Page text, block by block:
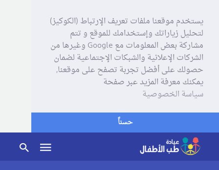
يستخدم موقعنا ملفات تعريف الإرتباط (الكوكيز)
لتحليل زياراتك وإستخدامك للموقع و تتم
مشاركة بعض المعلومات مع Google وغيرها من
الشركات الإعلانية والشبكات الإجتماعية لضمان
حصولك على أفضل تجربة تصفح على موقعنا,
يمكنك معرفة المزيد عبر صفحة
سياسة الخصوصية
حسناً